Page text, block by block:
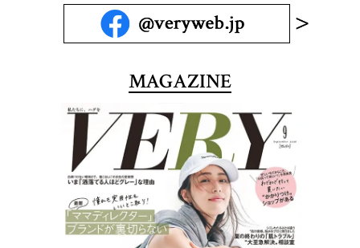
MAGAZINE